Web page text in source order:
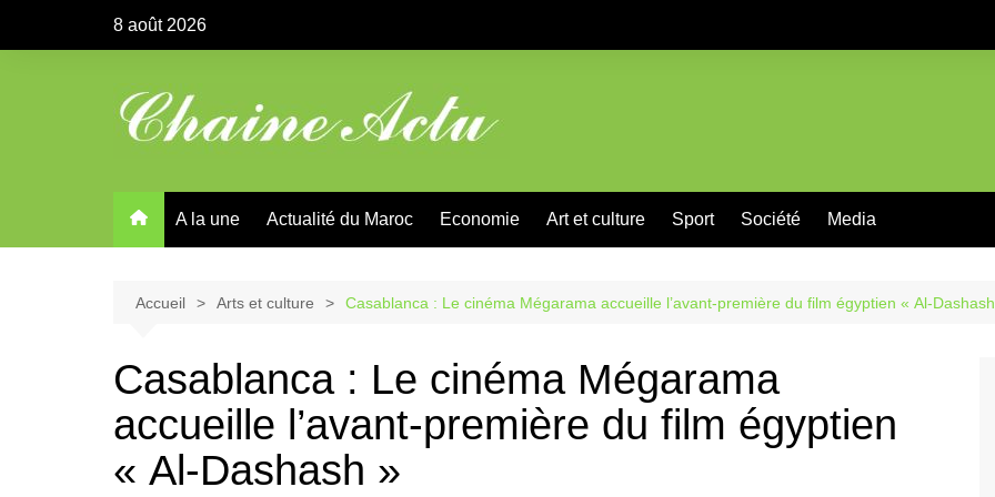
8 août 2026
A la une Actualité du Maroc Economie Art et culture Sport Société Media
Accueil Arts et culture Casablanca : Le cinéma Mégarama accueille l’avant-première du film égyptien « Al-
Casablanca : Le cinéma Mégarama
accueille l’avant-première du film égyptien
« Al-Dashash »